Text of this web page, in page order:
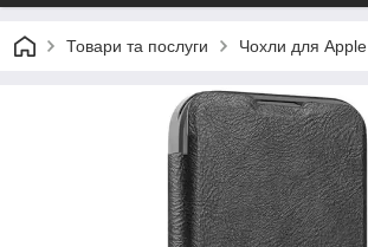
Товари та послуги Чохли для Apple